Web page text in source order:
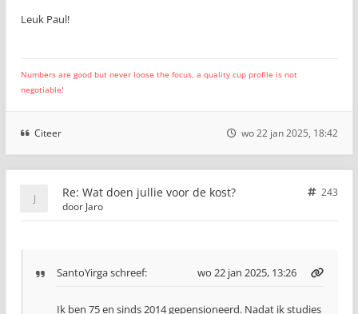
Leuk Paul!
Numbers are good but never loose the focus, a quality cup profile is not
negotiable!
Citeer wo 22 jan 2025, 18:42
Re: Wat doen jullie voor de kost?
243
door Jaro
SantoYirgaschreef: wo 22 jan 2025, 13:26
Ik ben 75 en sinds 2014 gepensioneerd. Nadat ik studies